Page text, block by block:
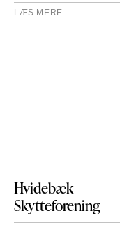
LÆS MERE
Hvidebæk
Skytteforening